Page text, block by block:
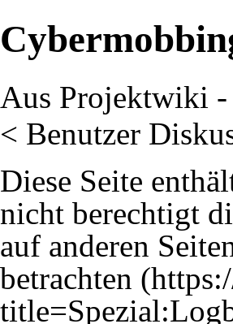
Aus Projektwiki
< Benutzer
Diese Seite
nicht berechtigt
auf anderen
betrachten